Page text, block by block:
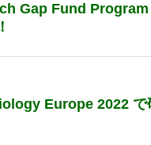
Gap Fund Program
Europe 2022 で